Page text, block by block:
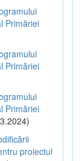
Primăriei
Primăriei
Primăriei
proiectul